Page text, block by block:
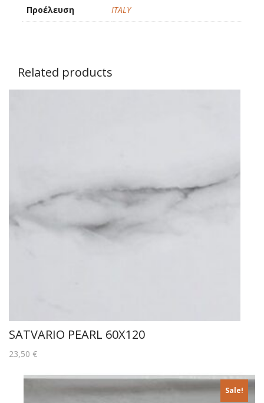
Προέλευση ITALY
Related products
SATVARIO PEARL 60X120
23,50 €
Sale!